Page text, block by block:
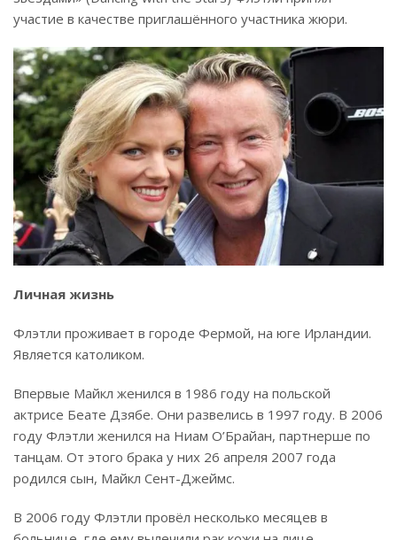
участие в качестве приглашённого участника жюри.
Личная жизнь
Флэтли проживает в городе Фермой, на юге Ирландии.
Является католиком.
Впервые Майкл женился в 1986 году на польской
актрисе Беате Дзябе. Они развелись в 1997 году. В 2006
году Флэтли женился на Ниам О’Брайан, партнерше по
танцам. От этого брака у них 26 апреля 2007 года
родился сын, Майкл Сент-Джеймс.
В 2006 году Флэтли провёл несколько месяцев в